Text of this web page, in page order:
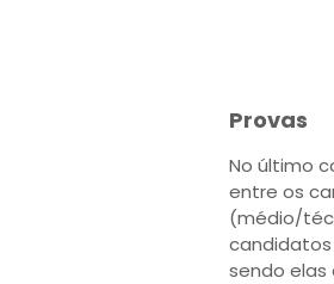
Provas
No último
entre os
(médio/
sendo elas